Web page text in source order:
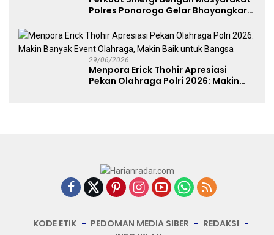
Polres Ponorogo Gelar Bhayangkara
29/06/2026
Menpora Erick Thohir Apresiasi
Pekan Olahraga Polri 2026: Makin
KODE ETIK PEDOMAN MEDIA SIBER
REDAKSI